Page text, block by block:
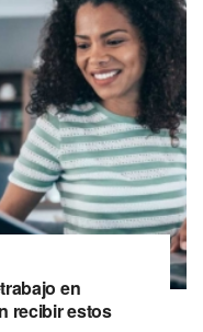
en
recibir estos